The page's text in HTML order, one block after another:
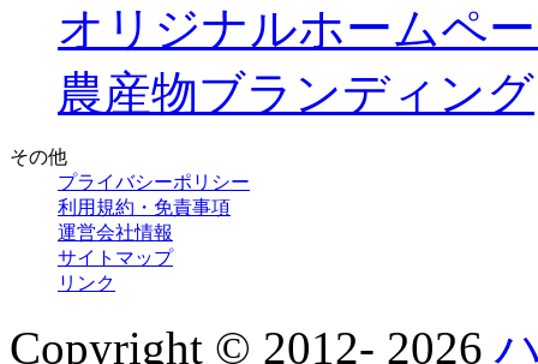
オリジナルホームペ
農産物ブランディング
その他
プライバシーポリシー
利用規約・免責事項
運営会社情報
サイトマップ
リンク
Copyright © 2012- 2026